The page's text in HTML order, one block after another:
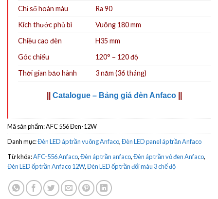
Chỉ số hoàn màu
Ra 90
Kích thước phủ bì
Vuông 180 mm
Chiều cao đèn
H35 mm
Góc chiếu
120° – 120 độ
Thời gian bảo hành
3 năm (36 tháng)
Catalogue – Bảng giá đèn Anfaco
Mã sản phẩm:AFC 556 Đen-12W
Danh mục:Đèn LED áp trần vuông Anfaco,Đèn LED panel áp trần Anfaco
Từ khóa:AFC-556 Anfaco,Đèn áp trần anfaco,Đèn áp trần vỏ đen Anfaco,
Đèn LED ốp trần Anfaco 12W,Đèn LED ốp trần đổi màu 3 chế độ